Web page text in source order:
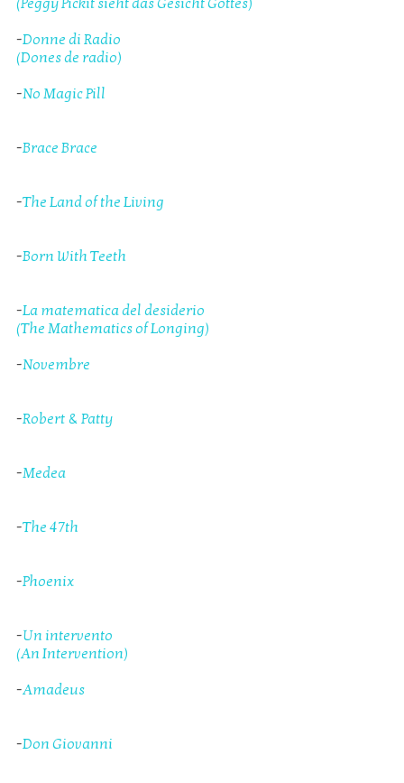
-Donne di Radio
(Dones de radio)
-No Magic Pill
-Brace Brace
-The Land of the Living
-Born With Teeth
-La matematica del desiderio
(The Mathematics of Longing)
-Novembre
-Robert & Patty
-Medea
-The 47th
-Phoenix
-Un intervento
(An Intervention)
-Amadeus
-Don Giovanni